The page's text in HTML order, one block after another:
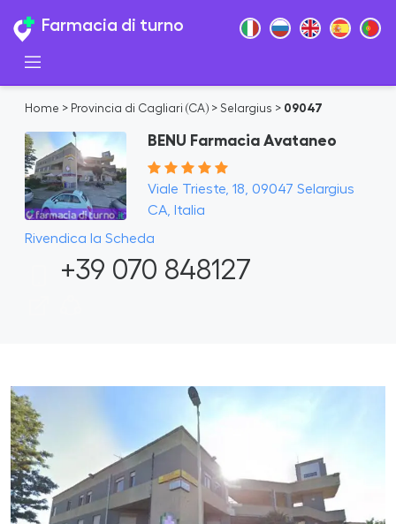
Farmacia di turno
Home > Provincia di Cagliari (CA) > Selargius > 09047
BENU Farmacia Avataneo
Viale Trieste, 18, 09047 Selargius
CA, Italia
Rivendica la Scheda
+39 070 848127